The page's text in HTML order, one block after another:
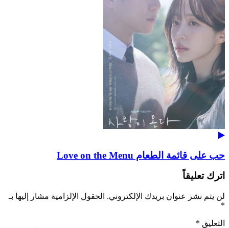
حب على قائمة الطعام Love on the Menu
اترك تعليقاً
لن يتم نشر عنوان بريدك الإلكتروني. الحقول الإلزامية مشار إليها بـ
*
التعليق *